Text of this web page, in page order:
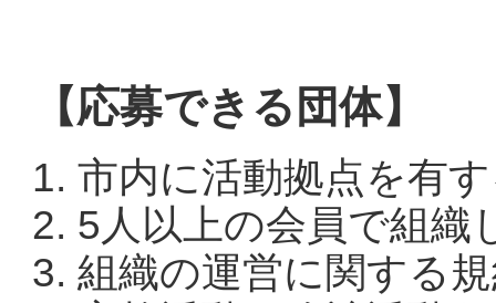
【応募できる団体】
市内に活動拠点を有
5人以上の会員で組織
組織の運営に関する